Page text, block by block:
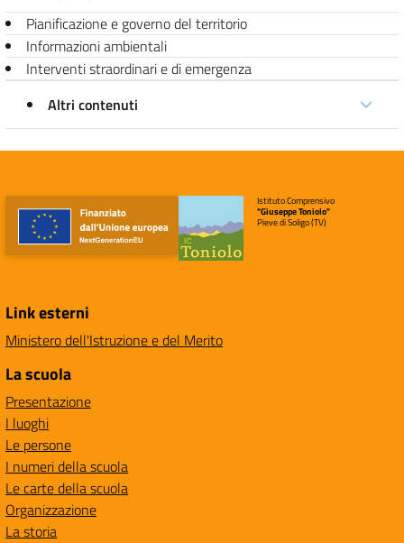
Pianificazione e governo del territorio
Informazioni ambientali
Interventi straordinari e di emergenza
Altri contenuti
Istituto Comprensivo
"Giuseppe Toniolo"
Pieve di Soligo (TV)
Link esterni
Ministero dell'Istruzione e del Merito
La scuola
Presentazione
I luoghi
Le persone
I numeri della scuola
Le carte della scuola
Organizzazione
La storia